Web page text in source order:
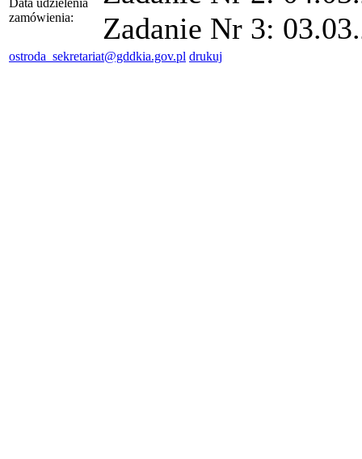
Data udzielenia
zamówienia:
Zadanie Nr 3:
ostroda_sekretariat@gddkia.gov.pl drukuj